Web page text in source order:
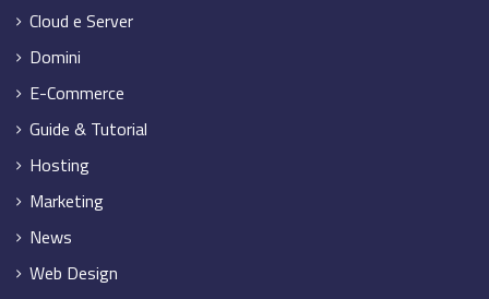
Cloud e Server
Domini
E-Commerce
Guide & Tutorial
Hosting
Marketing
News
Web Design